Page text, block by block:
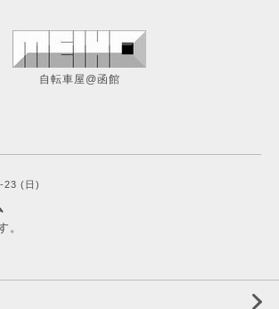
自転車屋@函館
23 (日)
。